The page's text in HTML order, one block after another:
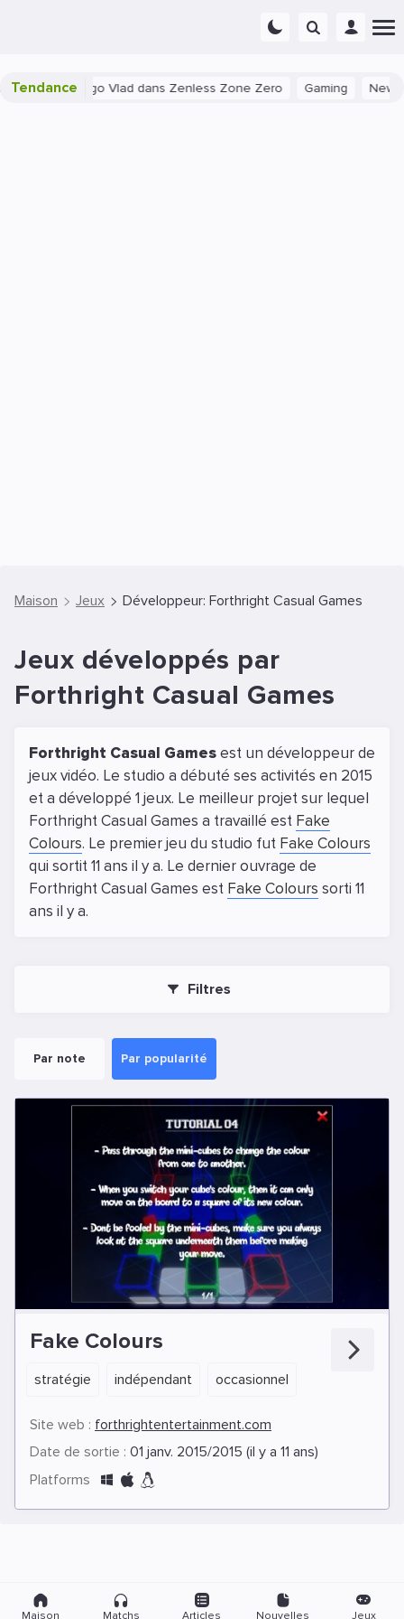
Tendance
stylé pour Hugo Vlad dans Zenless Zone Zero Gaming News
Maison Jeux Développeur: Forthright Casual Games
Jeux développés par
Forthright Casual Games
Forthright Casual Gamesest un développeur de
jeux vidéo. Le studio a débuté ses activités en 2015
et a développé 1 jeux. Le meilleur projet sur lequel
Forthright Casual Games a travaillé est Fake
Colours. Le premier jeu du studio fut Fake Colours
qui sortit 11 ans il y a. Le dernier ouvrage de
Forthright Casual Games est Fake Colours sorti 11
ans il y a.
Filtres
Par note Par popularité
Fake Colours
stratégie indépendant occasionnel
Site web : forthrightentertainment.com
Date de sortie : 01 janv. 2015/2015 (il y a 11 ans)
Platforms
Maison Matchs Articles Nouvelles Jeux